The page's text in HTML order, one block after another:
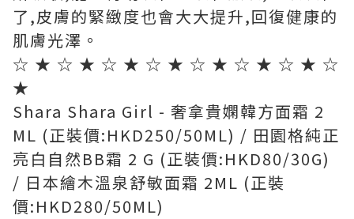
了,皮膚的緊緻度也會大大提升,回復健康的
肌膚光澤。
☆ ★ ☆ ★ ☆ ★ ☆ ★ ☆ ★ ☆ ★ ☆ ★ ☆
★
Shara Shara Girl - 奢拿貴嫻韓方面霜 2
ML (正裝價:HKD250/50ML) / 田園格純正
亮白自然BB霜 2 G (正裝價:HKD80/30G)
/ 日本繪木溫泉舒敏面霜 2ML (正裝
價:HKD280/50ML)